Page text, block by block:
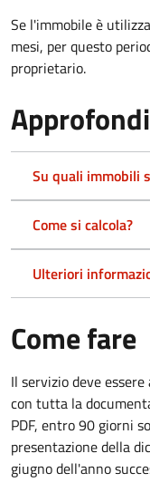
Se l'immobile è
mesi, per questo
proprietario.
Su quali immobili
Come si calcola?
Ulteriori
Come fare
Il servizio deve
con tutta la
PDF, entro 90 giorni
presentazione della
giugno dell'anno